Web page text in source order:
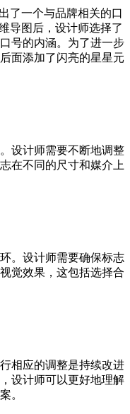
了一个与品牌相关的口
导图后，设计师选择了
号的内涵。为了进一步
面添加了闪亮的星星元
设计师需要不断地调整
在不同的尺寸和媒介上
。设计师需要确保标志
觉效果，这包括选择合
相应的调整是持续改进
设计师可以更好地理解
。